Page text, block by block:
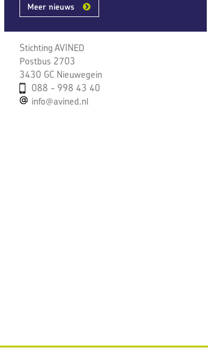
Meer nieuws
Stichting AVINED
Postbus 2703
3430 GC Nieuwegein
088 - 998 43 40
info@avined.nl